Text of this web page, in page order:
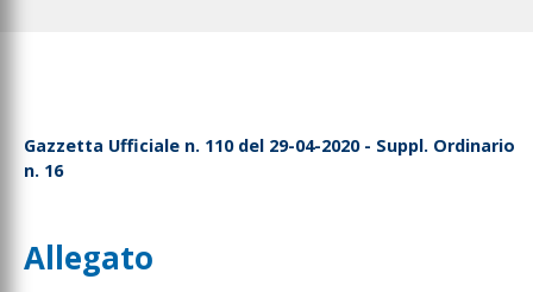
Gazzetta Ufficiale n. 110 del 29-04-2020 - Suppl. Ordinario
n. 16
Allegato